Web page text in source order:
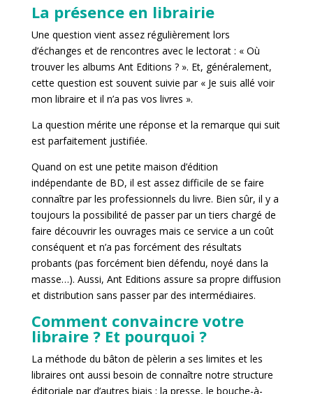
La présence en librairie
Une question vient assez régulièrement lors
d’échanges et de rencontres avec le lectorat : « Où
trouver les albums Ant Editions ? ». Et, généralement,
cette question est souvent suivie par « Je suis allé voir
mon libraire et il n’a pas vos livres ».
La question mérite une réponse et la remarque qui suit
est parfaitement justifiée.
Quand on est une petite maison d’édition
indépendante de BD, il est assez difficile de se faire
connaître par les professionnels du livre. Bien sûr, il y a
toujours la possibilité de passer par un tiers chargé de
faire découvrir les ouvrages mais ce service a un coût
conséquent et n’a pas forcément des résultats
probants (pas forcément bien défendu, noyé dans la
masse…). Aussi, Ant Editions assure sa propre diffusion
et distribution sans passer par des intermédiaires.
Comment convaincre votre
libraire ? Et pourquoi ?
La méthode du bâton de pèlerin a ses limites et les
libraires ont aussi besoin de connaître notre structure
éditoriale par d’autres biais : la presse, le bouche-à-